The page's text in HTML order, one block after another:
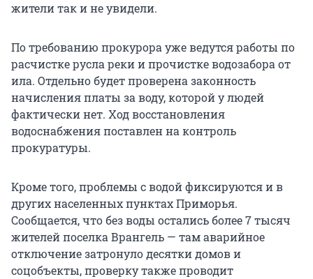
жители так и не увидели.
По требованию прокурора уже ведутся работы по
расчистке русла реки и прочистке водозабора от
ила. Отдельно будет проверена законность
начисления платы за воду, которой у людей
фактически нет. Ход восстановления
водоснабжения поставлен на контроль
прокуратуры.
Кроме того, проблемы с водой фиксируются и в
других населенных пунктах Приморья.
Сообщается, что без воды остались более 7 тысяч
жителей поселка Врангель — там аварийное
отключение затронуло десятки домов и
соцобъекты, проверку также проводит